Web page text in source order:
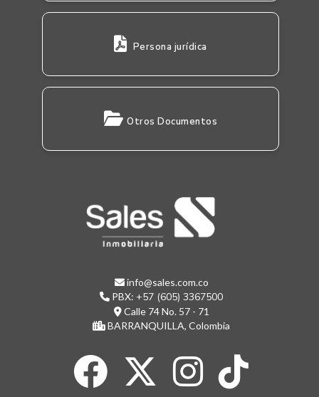
Persona jurídica
Otros Documentos
info@sales.com.co
PBX: +57 (605) 3367500
Calle 74 No. 57 - 71
BARRANQUILLA, Colombia